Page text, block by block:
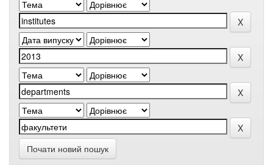
Почати новий пошук